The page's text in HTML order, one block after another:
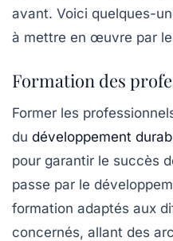
avant. Voici quelques-
à mettre en œuvre par
Formation des
Former les
du développement
pour garantir le succès
passe par le
formation adaptés aux
concernés, allant des